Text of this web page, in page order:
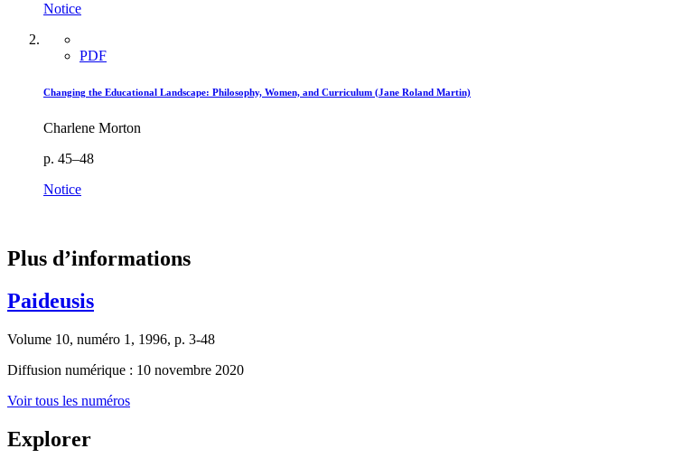
Notice
PDF
Changing the Educational Landscape: Philosophy, Women, and Curriculum (Jane Roland Martin)
Charlene Morton
p. 45–48
Notice
Plus d’informations
Paideusis
Volume 10, numéro 1, 1996, p. 3-48
Diffusion numérique : 10 novembre 2020
Voir tous les numéros
Explorer